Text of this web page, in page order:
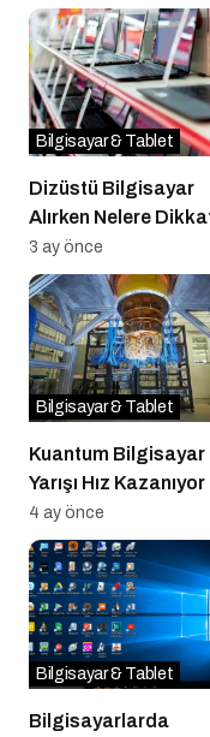
Dizüstü Bilgisayar
Alırken Nelere
Edilmeli?
Bilgisayar & Tablet
3 ay önce
Kuantum Bilgisayar
Yarışı Hız Kazanıyor
Bilgisayar & Tablet
4 ay önce
Bilgisayarlarda
Bilgisayar & Tablet